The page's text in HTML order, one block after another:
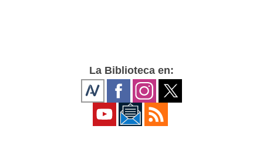
La Biblioteca en: